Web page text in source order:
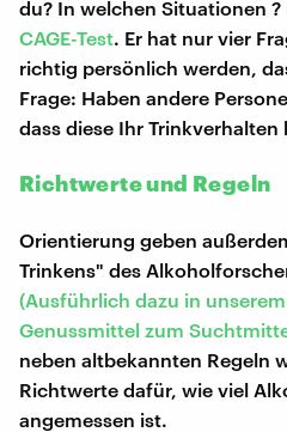
du? In welchen Situationen
CAGE-Test. Er hat nur vier
richtig persönlich werden,
Frage: Haben andere
dass diese Ihr
Richtwerte und Regeln
Orientierung geben
Trinkens" des
(Ausführlich dazu in
Genussmittel zum
neben altbekannten Regeln
Richtwerte dafür, wie viel
angemessen ist.